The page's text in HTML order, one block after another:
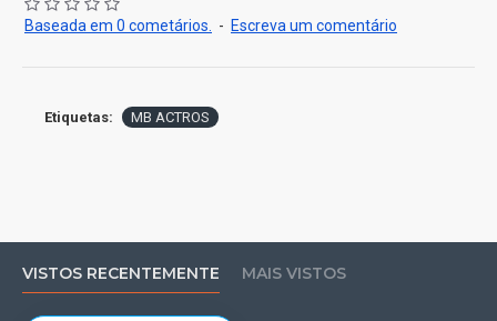
SUGESTÃO REI: SUBSTITUIR OS DOIS COXINS (LADO
DIREITO E LADO ESQUERDO)
Baseada em 0 cometários. - Escreva um comentário
Etiquetas: MB ACTROS
VISTOS RECENTEMENTE MAIS VISTOS